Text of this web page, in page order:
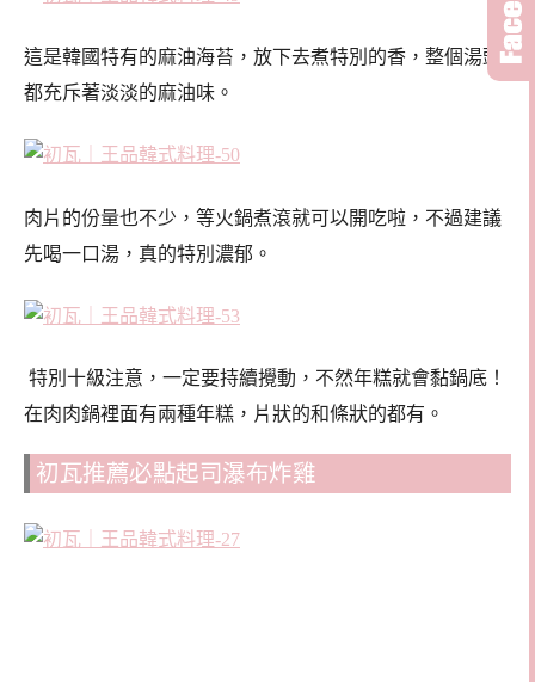
這是韓國特有的麻油海苔，放下去煮特別的香，整個湯頭
都充斥著淡淡的麻油味。
肉片的份量也不少，等火鍋煮滾就可以開吃啦，不過建議
先喝一口湯，真的特別濃郁。
特別十級注意，一定要持續攪動，不然年糕就會黏鍋底！
在肉肉鍋裡面有兩種年糕，片狀的和條狀的都有。
初瓦推薦必點起司瀑布炸雞